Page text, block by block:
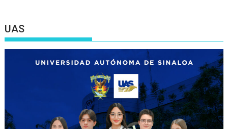
UAS